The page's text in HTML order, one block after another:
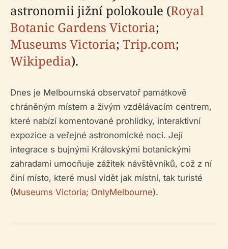
astronomii jižní polokoule (Royal
Botanic Gardens Victoria;
Museums Victoria; Trip.com;
Wikipedia).
Dnes je Melbournská observatoř památkově
chráněným místem a živým vzdělávacím centrem,
které nabízí komentované prohlídky, interaktivní
expozice a veřejné astronomické noci. Její
integrace s bujnými Královskými botanickými
zahradami umocňuje zážitek návštěvníků, což z ní
činí místo, které musí vidět jak místní, tak turisté
(Museums Victoria; OnlyMelbourne).